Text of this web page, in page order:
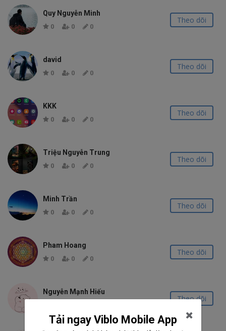
Quy Nguyễn Minh
0 0 0
Theo dõi
david
0 0 0
Theo dõi
KKK
0 0 0
Theo dõi
Triệu Nguyễn Trung
0 0 0
Theo dõi
Minh Trần
0 0 0
Theo dõi
Pham Hoang
0 0 0
Theo dõi
Nguyễn Mạnh Hiếu
Theo dõi
Tải ngay Viblo Mobile App